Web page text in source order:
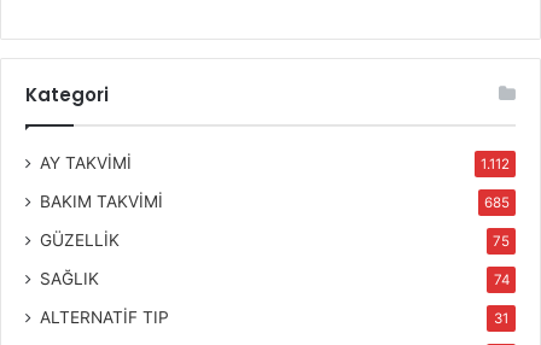
Kategori
AY TAKVİMİ 1.112
BAKIM TAKVİMİ 685
GÜZELLİK 75
SAĞLIK 74
ALTERNATİF TIP 31